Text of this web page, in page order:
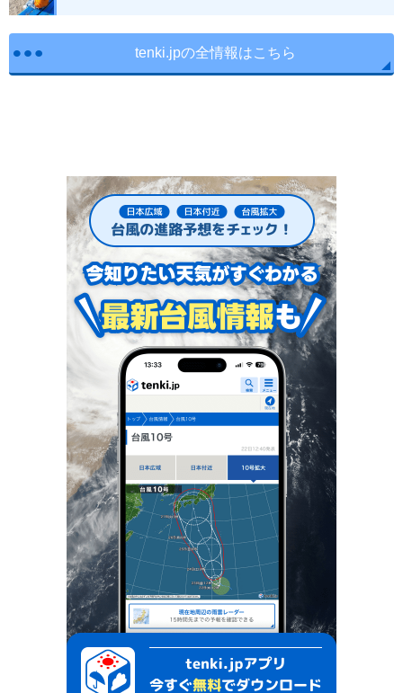
tenki.jpの全情報はこちら